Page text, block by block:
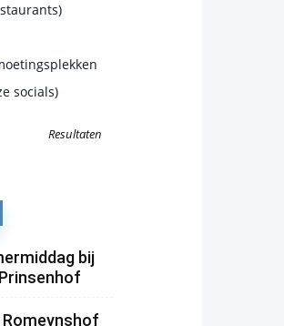
socials)
Resultaten
bij
Romeynshof